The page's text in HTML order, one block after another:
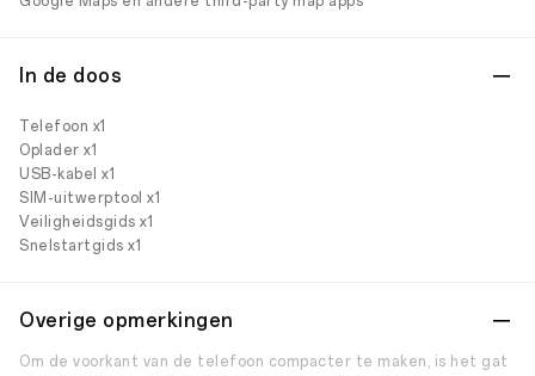
In de doos
Telefoon x1
Oplader x1
USB-kabel x1
SIM-uitwerptool x1
Veiligheidsgids x1
Snelstartgids x1
Overige opmerkingen
Om de voorkant van de telefoon compacter te maken, is het gat